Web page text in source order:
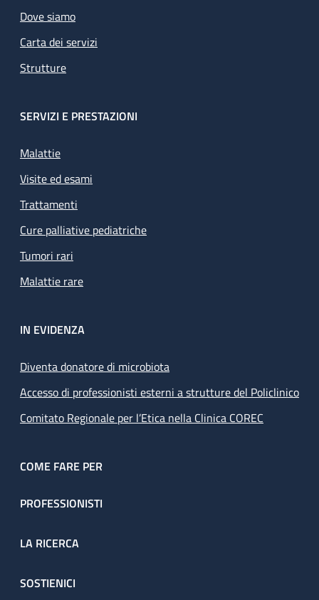
Dove siamo
Carta dei servizi
Strutture
SERVIZI E PRESTAZIONI
Malattie
Visite ed esami
Trattamenti
Cure palliative pediatriche
Tumori rari
Malattie rare
IN EVIDENZA
Diventa donatore di microbiota
Accesso di professionisti esterni a strutture del Policlinico
Comitato Regionale per l’Etica nella Clinica COREC
COME FARE PER
PROFESSIONISTI
LA RICERCA
SOSTIENICI